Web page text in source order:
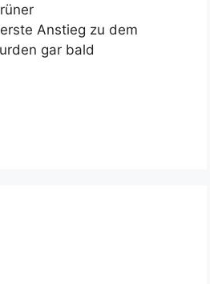
Anstieg zu dem
gar bald